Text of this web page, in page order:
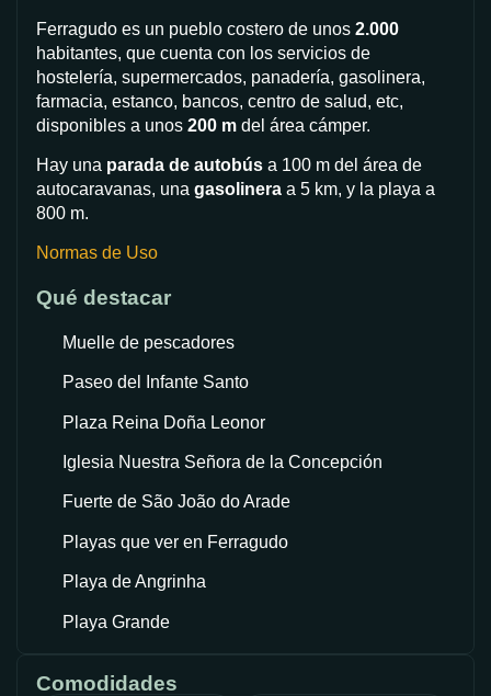
Ferragudo es un pueblo costero de unos 2.000
habitantes, que cuenta con los servicios de
hostelería, supermercados, panadería, gasolinera,
farmacia, estanco, bancos, centro de salud, etc,
disponibles a unos 200 m del área cámper.
Hay una parada de autobús a 100 m del área de
autocaravanas, una gasolinera a 5 km, y la playa a
800 m.
Normas de Uso
Qué destacar
Muelle de pescadores
Paseo del Infante Santo
Plaza Reina Doña Leonor
Iglesia Nuestra Señora de la Concepción
Fuerte de São João do Arade
Playas que ver en Ferragudo
Playa de Angrinha
Playa Grande
Comodidades